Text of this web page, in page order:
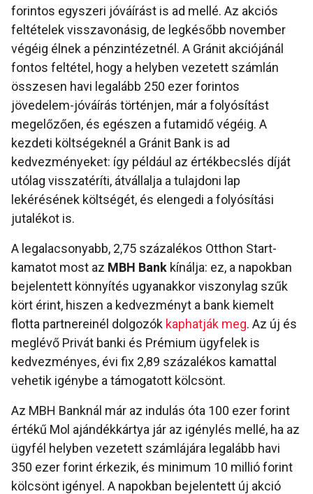
forintos egyszeri jóváírást is ad mellé. Az akciós
feltételek visszavonásig, de legkésőbb november
végéig élnek a pénzintézetnél. A Gránit akciójánál
fontos feltétel, hogy a helyben vezetett számlán
összesen havi legalább 250 ezer forintos
jövedelem-jóváírás történjen, már a folyósítást
megelőzően, és egészen a futamidő végéig. A
kezdeti költségeknél a Gránit Bank is ad
kedvezményeket: így például az értékbecslés díját
utólag visszatéríti, átvállalja a tulajdoni lap
lekérésének költségét, és elengedi a folyósítási
jutalékot is.
A legalacsonyabb, 2,75 százalékos Otthon Start-
kamatot most az MBH Bank kínálja: ez, a napokban
bejelentett könnyítés ugyanakkor viszonylag szűk
kört érint, hiszen a kedvezményt a bank kiemelt
flotta partnereinél dolgozók kaphatják meg. Az új és
meglévő Privát banki és Prémium ügyfelek is
kedvezményes, évi fix 2,89 százalékos kamattal
vehetik igénybe a támogatott kölcsönt.
Az MBH Banknál már az indulás óta 100 ezer forint
értékű Mol ajándékkártya jár az igénylés mellé, ha az
ügyfél helyben vezetett számlájára legalább havi
350 ezer forint érkezik, és minimum 10 millió forint
kölcsönt igényel. A napokban bejelentett új akció